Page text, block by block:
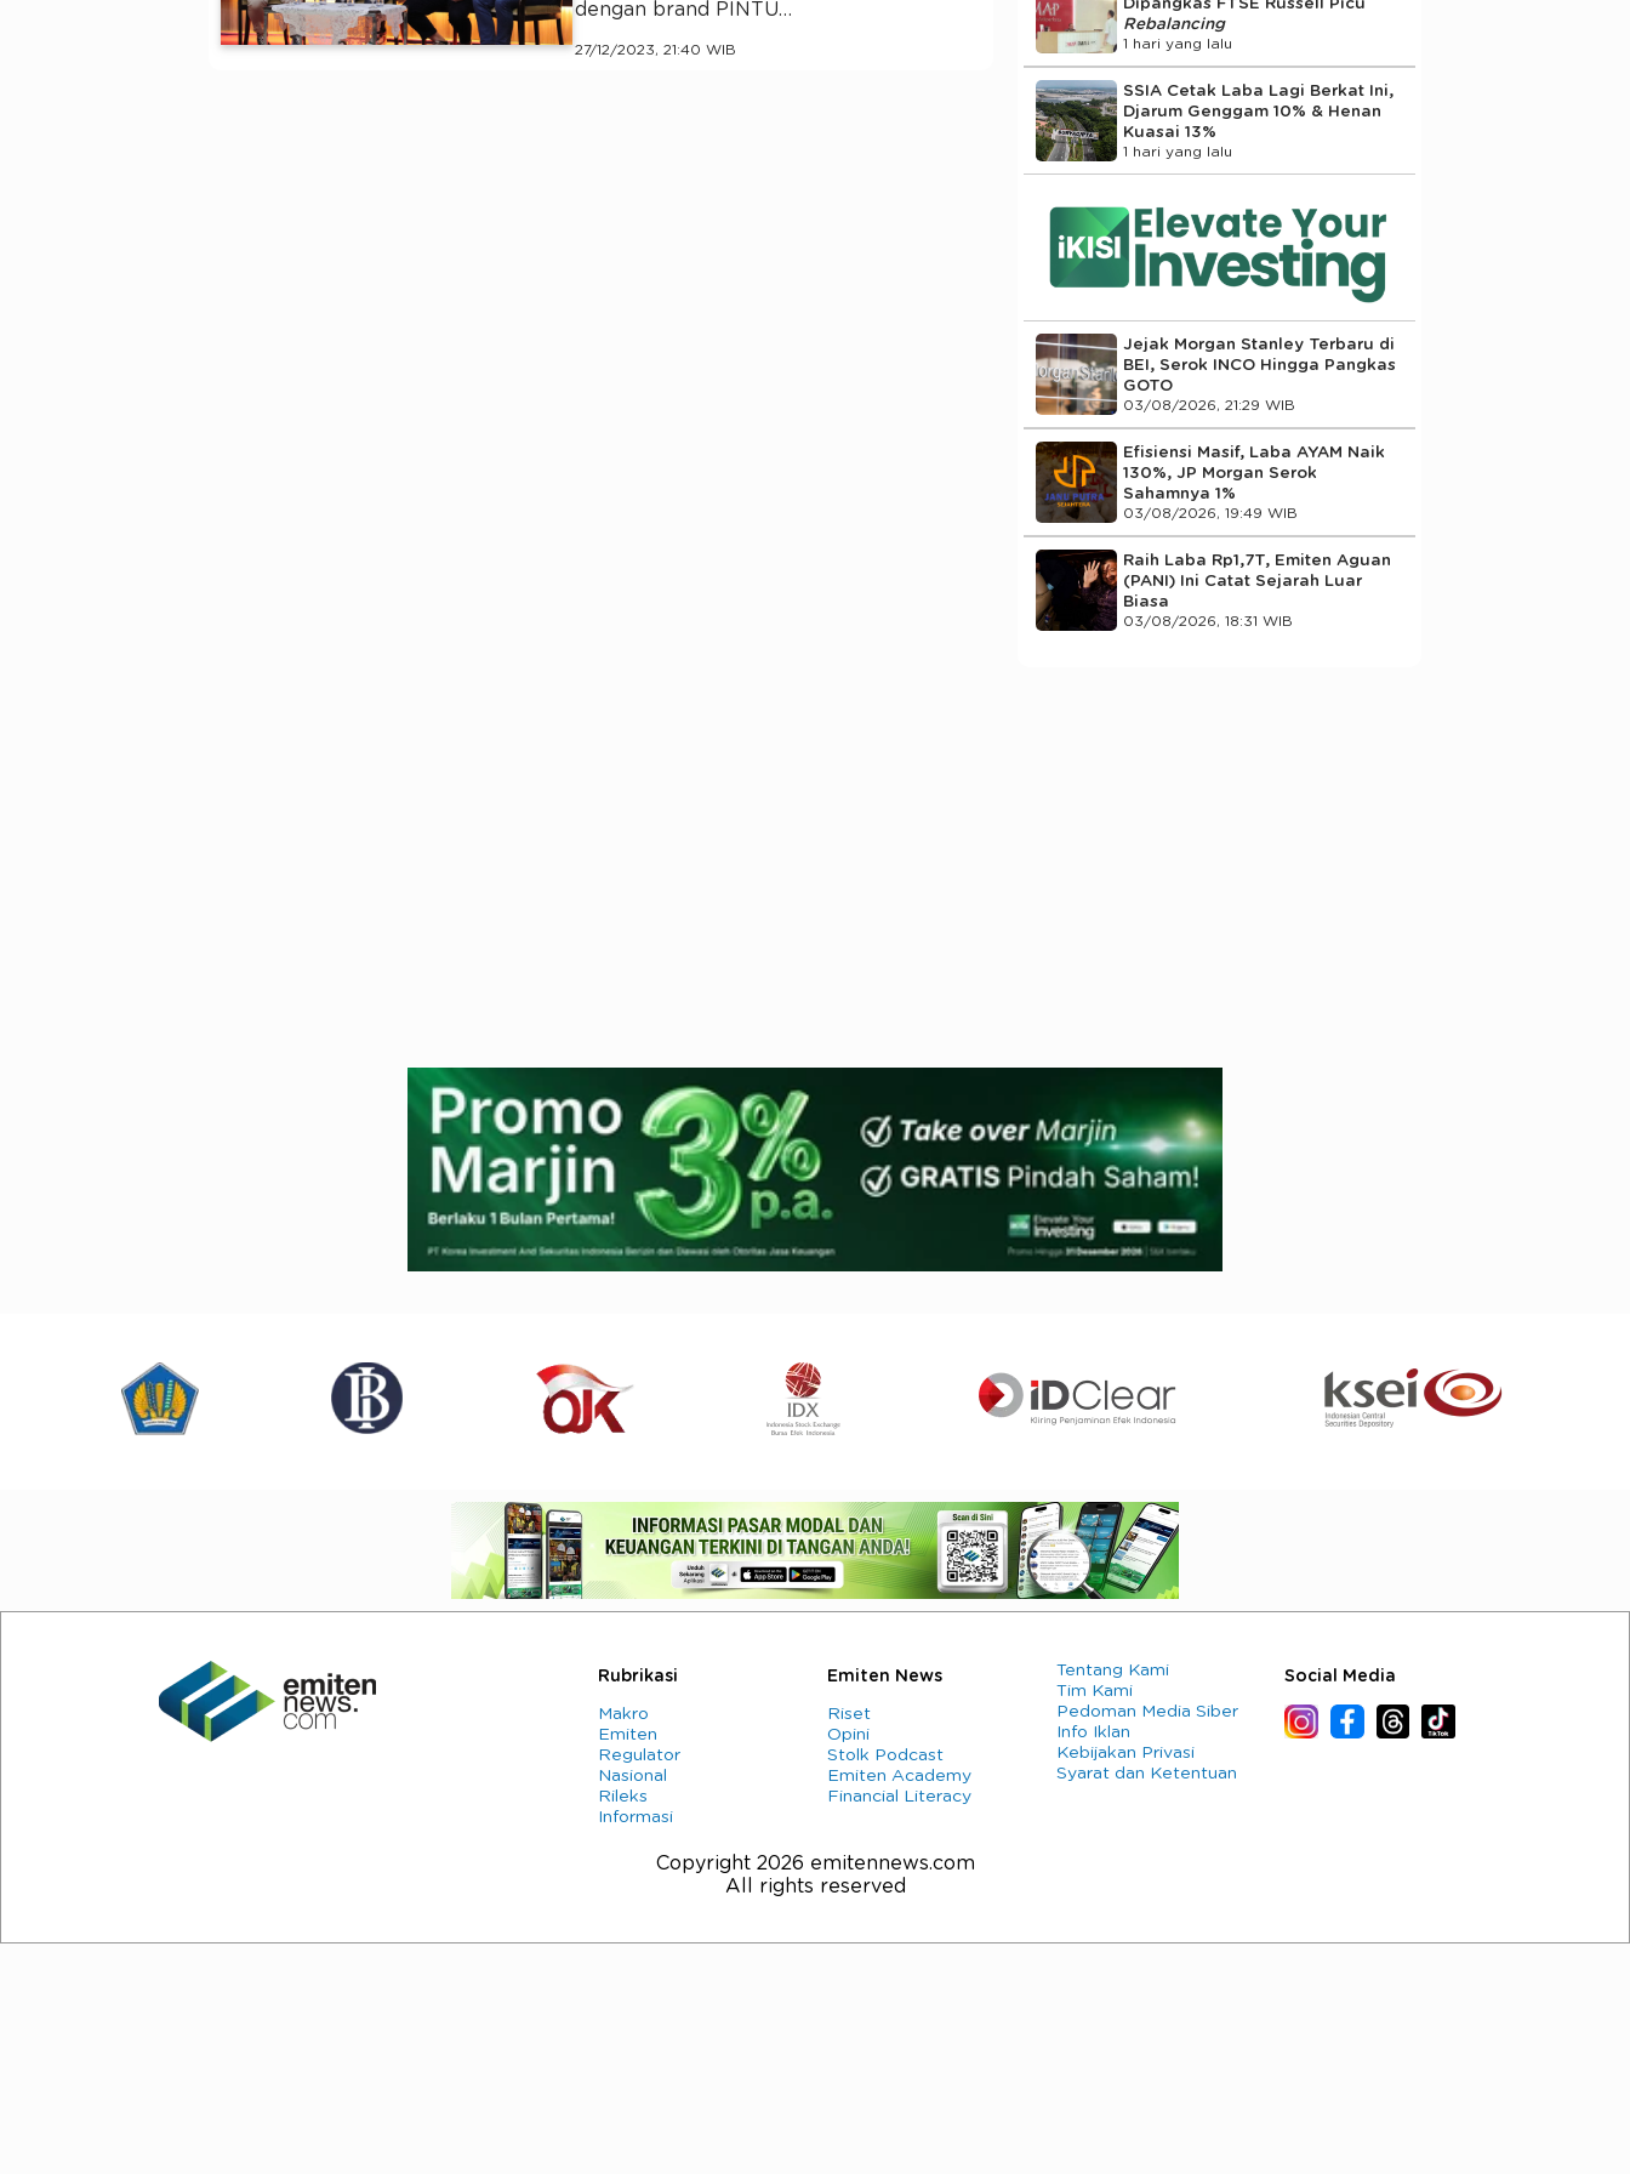
dengan brand PINTU…
27/12/2023, 21:40 WIB
Dipangkas FTSE Russell Picu
Rebalancing
1 hari yang lalu
SSIA Cetak Laba Lagi Berkat Ini,
Djarum Genggam 10% & Henan
Kuasai 13%
1 hari yang lalu
Jejak Morgan Stanley Terbaru di
BEI, Serok INCO Hingga Pangkas
GOTO
03/08/2026, 21:29 WIB
Efisiensi Masif, Laba AYAM Naik
130%, JP Morgan Serok
Sahamnya 1%
03/08/2026, 19:49 WIB
Raih Laba Rp1,7T, Emiten Aguan
(PANI) Ini Catat Sejarah Luar
Biasa
03/08/2026, 18:31 WIB
Rubrikasi
Makro
Emiten
Regulator
Nasional
Rileks
Informasi
Emiten News
Riset
Opini
Stolk Podcast
Emiten Academy
Financial Literacy
Tentang Kami
Tim Kami
Pedoman Media Siber
Info Iklan
Kebijakan Privasi
Syarat dan Ketentuan
Social Media
Copyright 2026 emitennews.com
All rights reserved